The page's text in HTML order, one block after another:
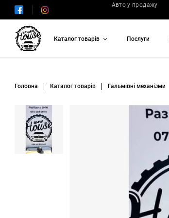
Авто у продажу
Каталог товарів Послуги
Головна Каталог товарів Гальмівні механізми